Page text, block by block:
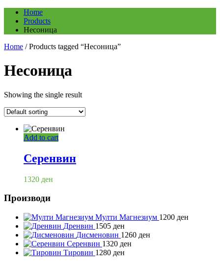
Home
Products
Несоница
Home / Products tagged “Несоница”
Несоница
Showing the single result
Add to cart
Серенвин
1320 ден
Производи
Мулти Магнезиум 1200 ден
Дренвин 1505 ден
Дисменовин 1260 ден
Серенвин 1320 ден
Тировин 1280 ден